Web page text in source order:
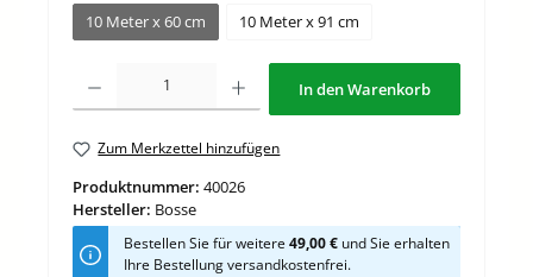
10 Meter x 60 cm
10 Meter x 91 cm
Produkt Anzahl: Gib den gewünschten Wert ein oder benutze die Schaltflächen
In den Warenkorb
Zum Merkzettel hinzufügen
Produktnummer: 40026
Hersteller: Bosse
Bestellen Sie für weitere49,00 € und Sie erhalten
Ihre Bestellung versandkostenfrei.